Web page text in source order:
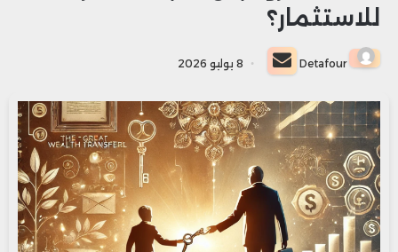
للاستثمار؟
Detafour
أرسل
بريدا
إلكترونيا
8 يوليو 2026